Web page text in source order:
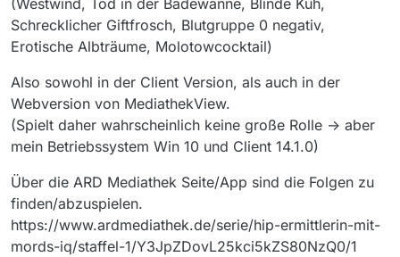
(Westwind, Tod in der Badewanne, Blinde Kuh,
Schrecklicher Giftfrosch, Blutgruppe 0 negativ,
Erotische Albträume, Molotowcocktail)
Also sowohl in der Client Version, als auch in der
Webversion von MediathekView.
(Spielt daher wahrscheinlich keine große Rolle -> aber
mein Betriebssystem Win 10 und Client 14.1.0)
Über die ARD Mediathek Seite/App sind die Folgen zu
finden/abzuspielen.
https://www.ardmediathek.de/serie/hip-ermittlerin-mit-
mords-iq/staffel-1/Y3JpZDovL25kci5kZS80NzQ0/1